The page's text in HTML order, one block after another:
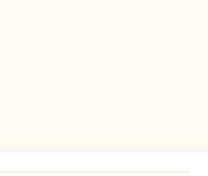
0. Zobacz